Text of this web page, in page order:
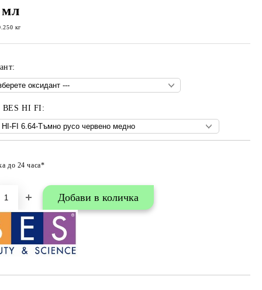
мл
кг
BES HI FI:
до 24 часа*